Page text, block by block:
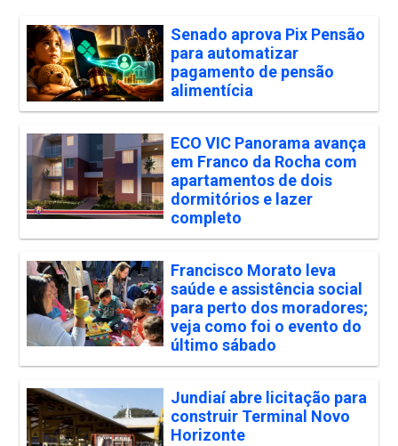
Senado aprova Pix Pensão
para automatizar
pagamento de pensão
alimentícia
ECO VIC Panorama avança
em Franco da Rocha com
apartamentos de dois
dormitórios e lazer
completo
Francisco Morato leva
saúde e assistência social
para perto dos moradores;
veja como foi o evento do
último sábado
Jundiaí abre licitação para
construir Terminal Novo
Horizonte